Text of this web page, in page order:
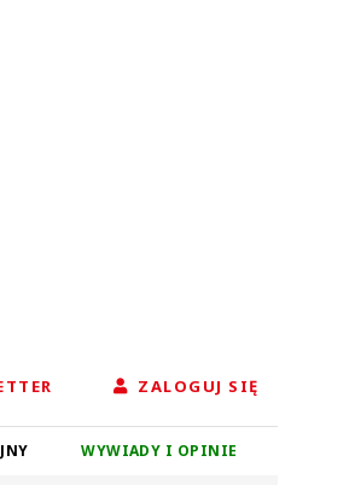
ZALOGUJ SIĘ
WYWIADY I OPINIE